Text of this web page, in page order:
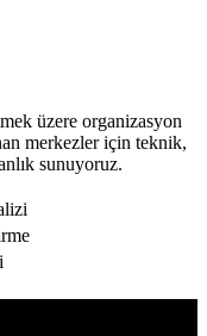
üzere organizasyon
merkezler için teknik,
sunuyoruz.